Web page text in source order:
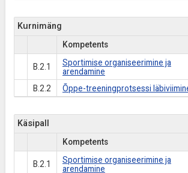
Kurnimäng
Kompetents
B.2.1
Sportimise organiseerimine ja
arendamine
B.2.2 Õppe-treeningprotsessi
Käsipall
Kompetents
B.2.1
Sportimise organiseerimine ja
arendamine